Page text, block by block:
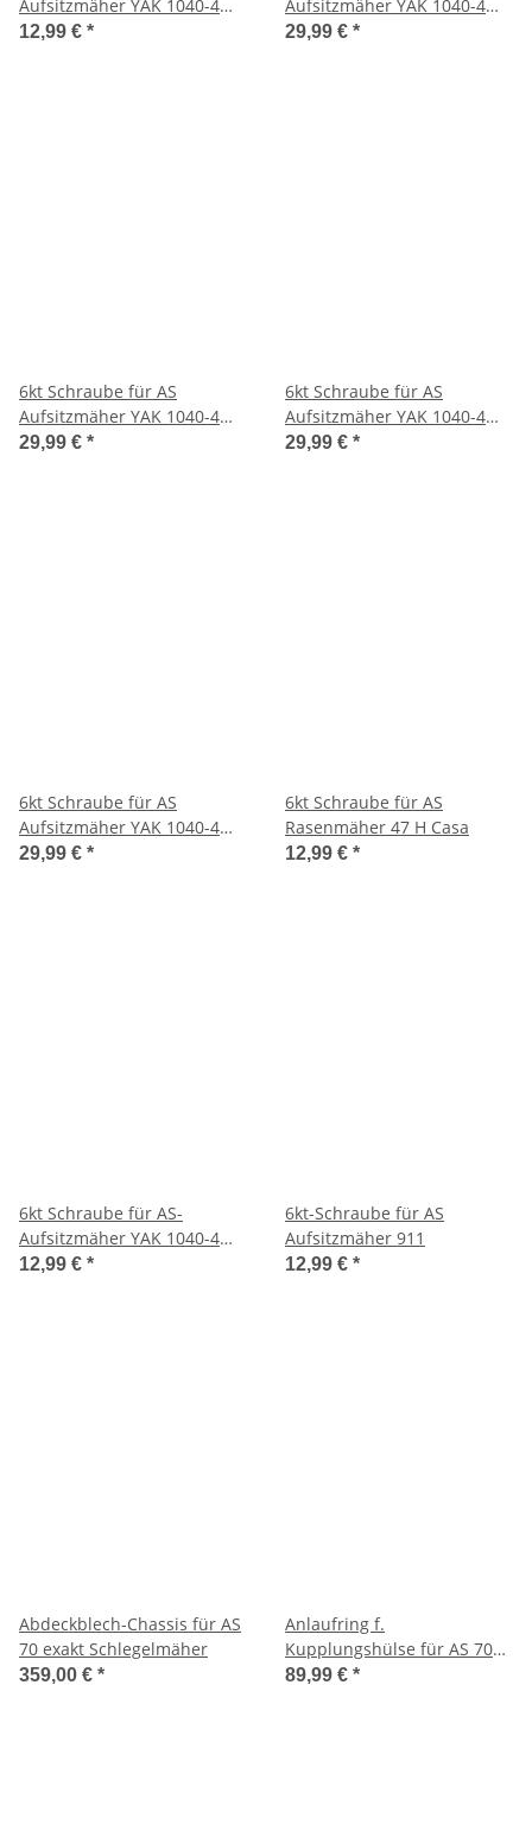
Aufsitzmäher YAK 1040-4
WD
12,99 € *
Aufsitzmäher YAK 1040-4
WD
29,99 € *
6kt Schraube für AS
Aufsitzmäher YAK 1040-4
WD
29,99 € *
6kt Schraube für AS
Aufsitzmäher YAK 1040-4
WD
29,99 € *
6kt Schraube für AS
Aufsitzmäher YAK 1040-4
WD
29,99 € *
6kt Schraube für AS
Rasenmäher 47 H Casa
12,99 € *
6kt Schraube für AS-
Aufsitzmäher YAK 1040-4
WD
12,99 € *
6kt-Schraube für AS
Aufsitzmäher 911
12,99 € *
Abdeckblech-Chassis für AS
70 exakt Schlegelmäher
359,00 € *
Anlaufring f.
Kupplungshülse für AS 70
exakt Schlegelmäher
89,99 € *